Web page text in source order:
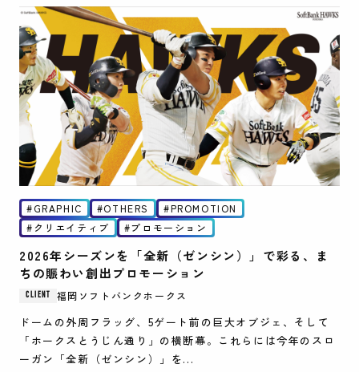
GRAPHIC OTHERS
PROMOTION
クリエイティブ
プロモーション
2026年シーズンを「全新（ゼンシン）」で彩る、ま
ちの賑わい創出プロモーション
CLIENT 福岡ソフトバンクホークス
ドームの外周フラッグ、5ゲート前の巨大オブジェ、そして
「ホークスとうじん通り」の横断幕。これらには今年のスロ
ーガン「全新（ゼンシン）」を...